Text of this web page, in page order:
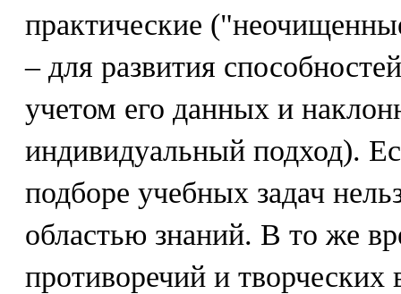
практические
– для развития
учетом его данных и
индивидуальный подход).
подборе учебных задач
областью знаний. В то же
противоречий и творческих